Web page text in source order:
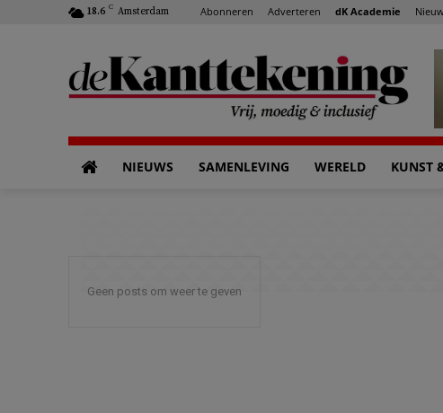
18.6 C Amsterdam Abonneren Adverteren dK Academie
NIEUWS SAMENLEVING WERELD KUNST
Geen posts om weer te geven